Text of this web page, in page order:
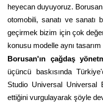
heyecan duyuyoruz.
otomobili, sanatı ve sanatı
geçirmek bizim için çok
konusu modelle aynı
Borusan'ın çağdaş
üçüncü baskısında
Studio Universal Universal
ettiğini vurgulayarak şöyle